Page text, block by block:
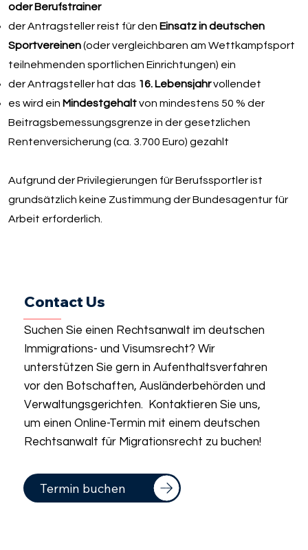
oder Berufstrainer
der Antragsteller reist für den Einsatz in deutschen
Sportvereinen(oder vergleichbaren am Wettkampfsport
teilnehmenden sportlichen Einrichtungen) ein
der Antragsteller hat das 16. Lebensjahrvollendet
es wird ein Mindestgehaltvon mindestens 50 % der
Beitragsbemessungsgrenze in der gesetzlichen
Rentenversicherung (ca. 3.700 Euro) gezahlt
Aufgrund der Privilegierungen für Berufssportler ist
grundsätzlich keine Zustimmung der Bundesagentur für
Arbeit erforderlich.
Contact Us
Suchen Sie einen Rechtsanwalt im deutschen
Immigrations- und Visumsrecht? Wir
unterstützen Sie gern in Aufenthaltsverfahren
vor den Botschaften, Ausländerbehörden und
Verwaltungsgerichten. Kontaktieren Sie uns,
um einen Online-Termin mit einem deutschen
Rechtsanwalt für Migrationsrecht zu buchen!
Termin buchen